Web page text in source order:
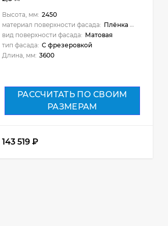
Высота, мм: 2450
материал поверхности фасада: Плёнка ПВХ
вид поверхности фасада: Матовая
тип фасада: С фрезеровкой
Длина, мм: 3600
РАССЧИТАТЬ ПО СВОИМ
РАЗМЕРАМ
143 519 ₽